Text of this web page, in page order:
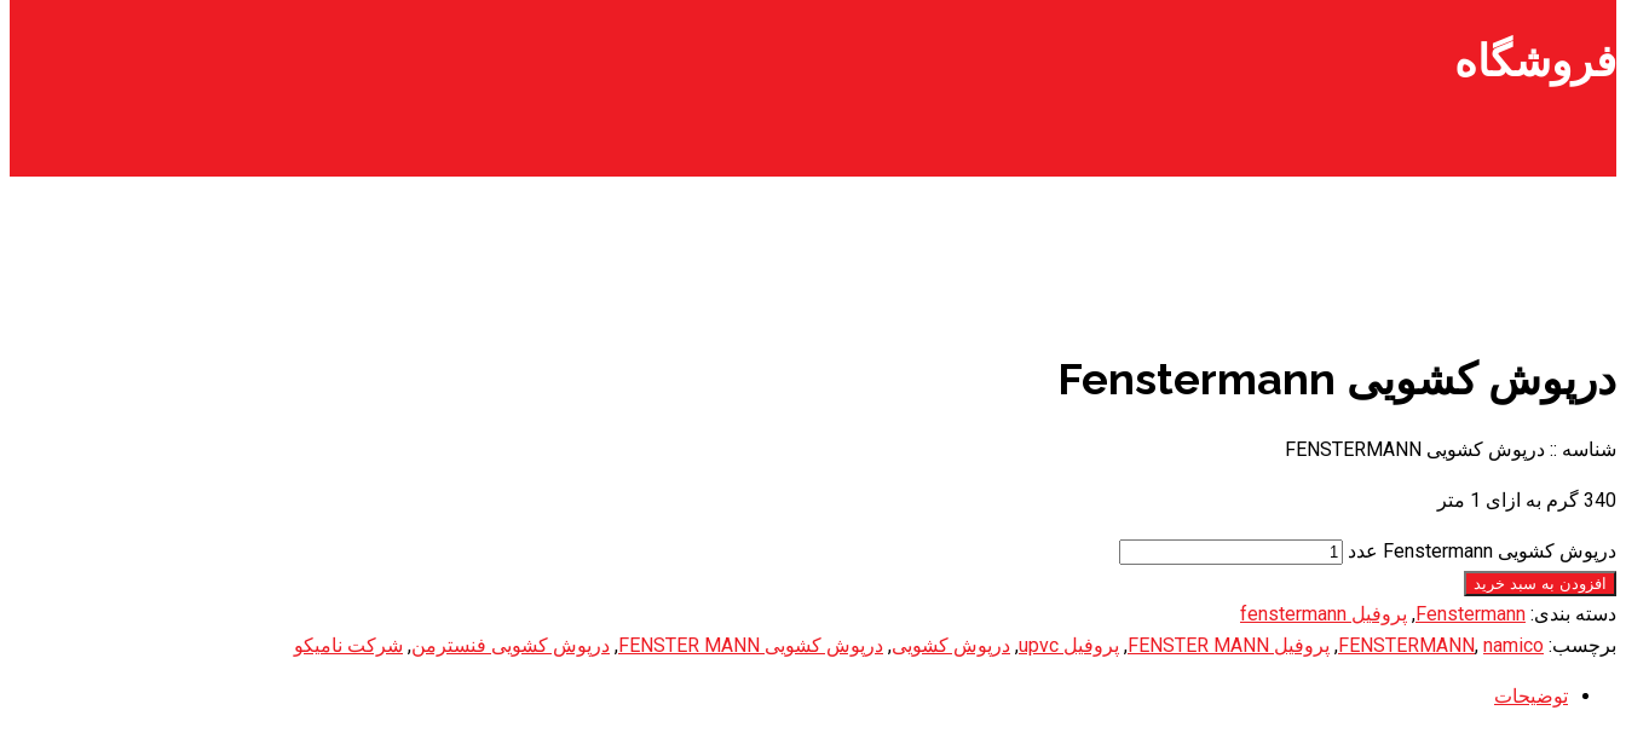
فروشگاه
درپوش کشویی Fenstermann
شناسه :: درپوش کشویی FENSTERMANN
340 گرم به ازای 1 متر
درپوش کشویی Fenstermann عدد
افزودن به سبد خرید
دسته بندی: Fenstermann
, پروفیل fenstermann
برچسب:
FENSTERMANN, namico
, پروفیل FENSTER MANN , پروفیل upvc , درپوش کشویی, درپوش کشویی FENSTER MANN , درپوش کشویی فنسترمن, شرکت نامیکو
توضیحات